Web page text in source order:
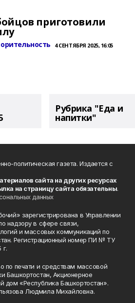
приготовили
4 СЕНТЯБРЯ 2025, 16:05
Рубрика "Еда и
напитки"
политическая газета. Издается с
сайта на других ресурсах
на страницу сайта обязательны.
данных
зарегистрирована в Управлении
надзору в сфере связи,
и массовых коммуникаций по
Регистрационный номер ПИ № ТУ
г.
по печати и средствам массовой
Башкортостан, Акционерное
дом «Республика Башкортостан».
Людмила Михайловна.